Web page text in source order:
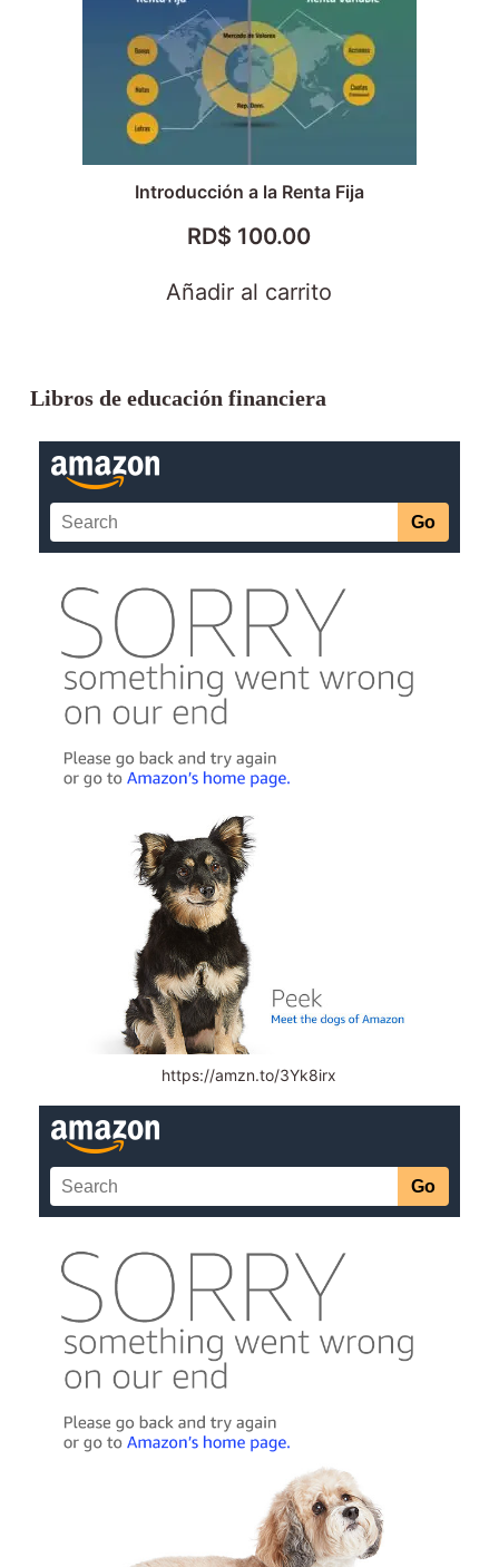
Introducción a la Renta Fija
RD$ 100.00
Añadir al carrito
Libros de educación financiera
https://amzn.to/3Yk8irx